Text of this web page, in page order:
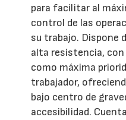
para facilitar al
control de las
su trabajo. Dispone
alta resistencia,
como máxima
trabajador,
bajo centro de
accesibilidad.